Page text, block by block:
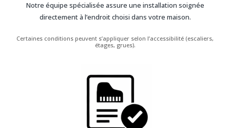
Notre équipe spécialisée assure une installation soignée
directement à l’endroit choisi dans votre maison.
Certaines conditions peuvent s’appliquer selon l’accessibilité (escaliers,
étages, grues).